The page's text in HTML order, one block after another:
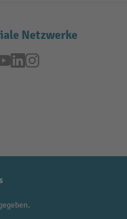
Netzwerke
YouTubeLinkedInInstagram